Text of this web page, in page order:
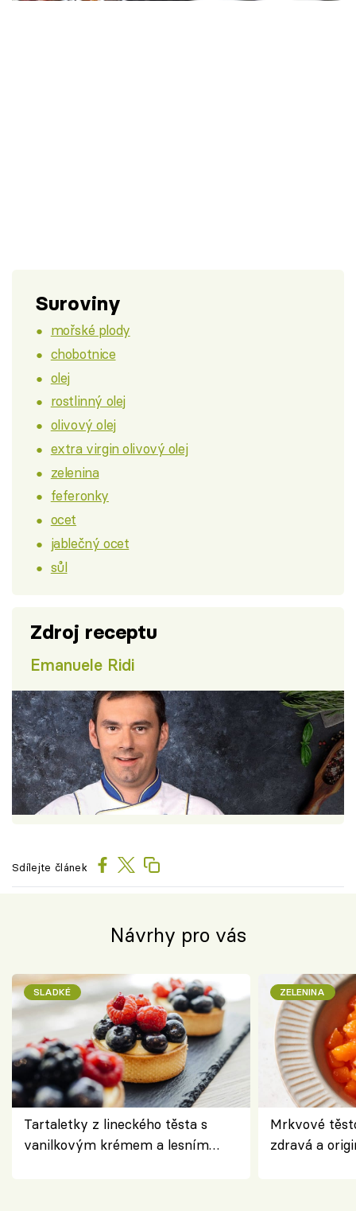
Suroviny
mořské plody
chobotnice
olej
rostlinný olej
olivový olej
extra virgin olivový olej
zelenina
feferonky
ocet
jablečný ocet
sůl
Zdroj receptu
Emanuele Ridi
Sdílejte článek
Návrhy pro vás
SLADKÉ
Tartaletky z lineckého těsta s
vanilkovým krémem a lesním
ZELENINA
Mrkvové
zdravá a